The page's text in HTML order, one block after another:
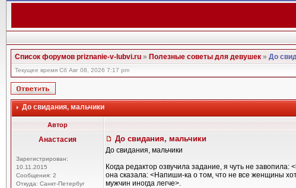
Список форумов priznanie-v-lubvi.ru»Полезные советы для девушек»До
Текущее время Сб Авг 08, 2026 7:17 pm
До свидания, мальчики
Автор
Анастасия
Зарегистрирован:
10.11.2015
Сообщения: 2
Откуда: Санкт-Петербуг
До свидания, мальчики
До свидания, мальчики
Когда редактор озвучила задание, я чуть не завопила:
она сказала: <Напиши-ка о том, что не все женщины
мужчин иногда легче>.